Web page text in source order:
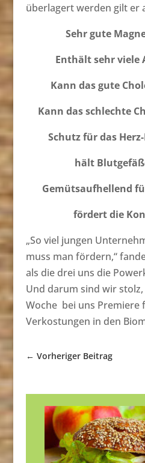
überlagert werden gilt er
Sehr gute
Enthält sehr
Kann das gute
Kann das schlechte
Schutz für das
hält
Gemütsaufhellend
fördert die
„So viel jungen
muss man fördern,“
als die drei uns die
Und darum sind wir stolz,
Woche bei uns Premiere
Verkostungen in den
← Vorheriger Beitrag